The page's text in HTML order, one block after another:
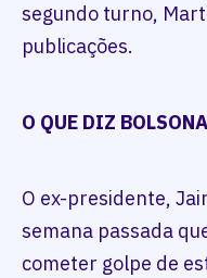
segundo turno,
publicações.
O QUE DIZ
O ex-presidente,
semana passada
cometer golpe de